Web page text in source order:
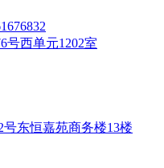
号西单元1202室
东恒嘉苑商务楼13楼